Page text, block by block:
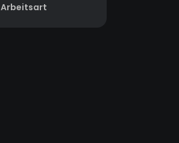
Arbeitsart